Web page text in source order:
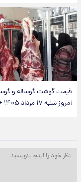
قیمت گوشت گوساله و
امروز شنبه ۱۷ مرداد ۱۴۰۵ +جدول